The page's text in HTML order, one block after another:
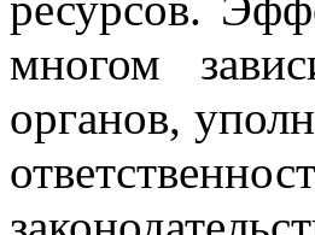
многом
органов,